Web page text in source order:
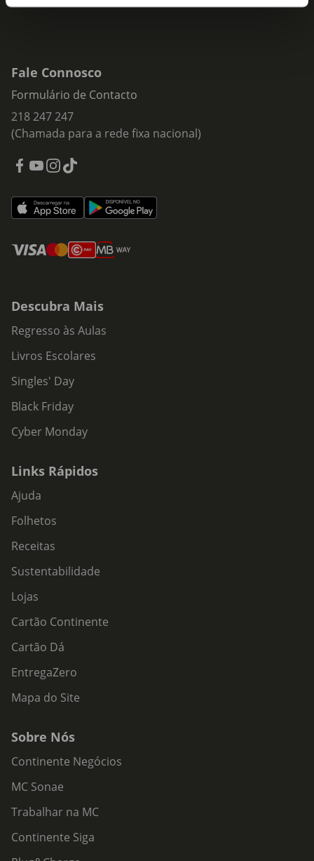
Fale Connosco
Formulário de Contacto
218 247 247
(Chamada para a rede fixa nacional)
Descubra Mais
Regresso às Aulas
Livros Escolares
Singles' Day
Black Friday
Cyber Monday
Links Rápidos
Ajuda
Folhetos
Receitas
Sustentabilidade
Lojas
Cartão Continente
Cartão Dá
EntregaZero
Mapa do Site
Sobre Nós
Continente Negócios
MC Sonae
Trabalhar na MC
Continente Siga